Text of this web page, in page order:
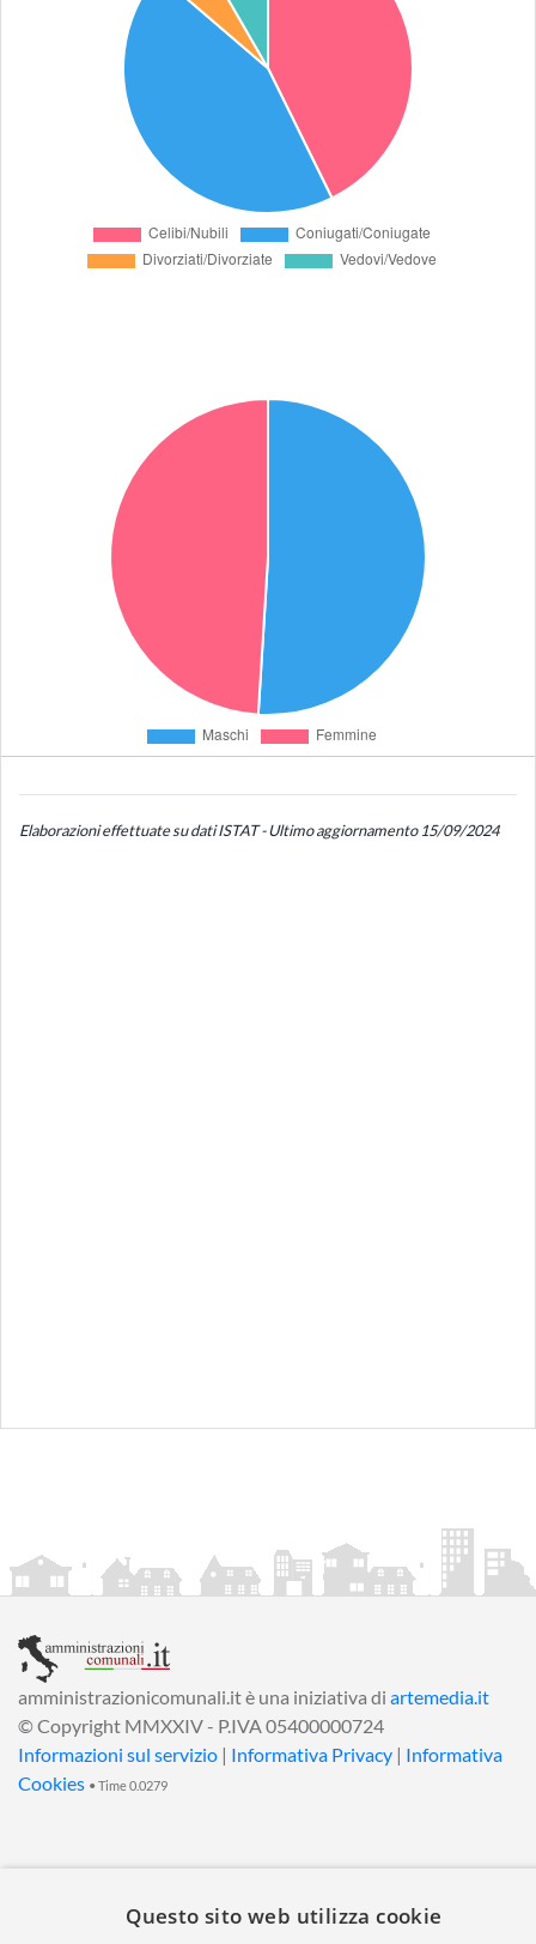
Elaborazioni effettuate su dati ISTAT - Ultimo aggiornamento 15/09/2024
amministrazionicomunali.it è una iniziativa di artemedia.it
© Copyright MMXXIV - P.IVA 05400000724
Informazioni sul servizio | Informativa Privacy | Informativa
Cookies • Time 0.0279
Questo sito web utilizza cookie